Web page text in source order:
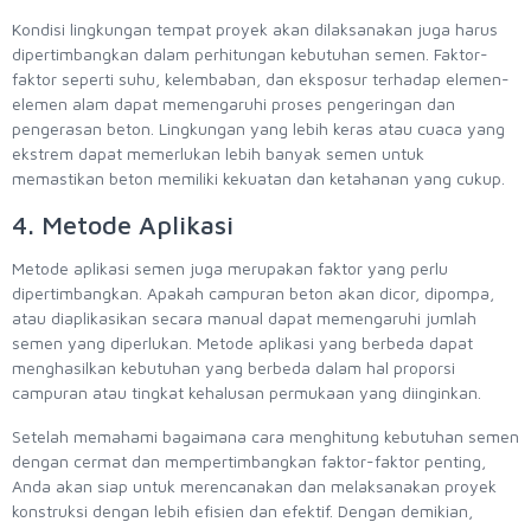
Kondisi lingkungan tempat proyek akan dilaksanakan juga harus
dipertimbangkan dalam perhitungan kebutuhan semen. Faktor-
faktor seperti suhu, kelembaban, dan eksposur terhadap elemen-
elemen alam dapat memengaruhi proses pengeringan dan
pengerasan beton. Lingkungan yang lebih keras atau cuaca yang
ekstrem dapat memerlukan lebih banyak semen untuk
memastikan beton memiliki kekuatan dan ketahanan yang cukup.
4. Metode Aplikasi
Metode aplikasi semen juga merupakan faktor yang perlu
dipertimbangkan. Apakah campuran beton akan dicor, dipompa,
atau diaplikasikan secara manual dapat memengaruhi jumlah
semen yang diperlukan. Metode aplikasi yang berbeda dapat
menghasilkan kebutuhan yang berbeda dalam hal proporsi
campuran atau tingkat kehalusan permukaan yang diinginkan.
Setelah memahami bagaimana cara menghitung kebutuhan semen
dengan cermat dan mempertimbangkan faktor-faktor penting,
Anda akan siap untuk merencanakan dan melaksanakan proyek
konstruksi dengan lebih efisien dan efektif. Dengan demikian,